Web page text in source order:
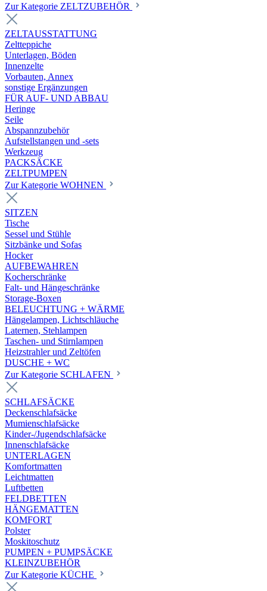
Zur Kategorie ZELTZUBEHÖR
ZELTAUSSTATTUNG
Zeltteppiche
Unterlagen, Böden
Innenzelte
Vorbauten, Annex
sonstige Ergänzungen
FÜR AUF- UND ABBAU
Heringe
Seile
Abspannzubehör
Aufstellstangen und -sets
Werkzeug
PACKSÄCKE
ZELTPUMPEN
Zur Kategorie WOHNEN
SITZEN
Tische
Sessel und Stühle
Sitzbänke und Sofas
Hocker
AUFBEWAHREN
Kocherschränke
Falt- und Hängeschränke
Storage-Boxen
BELEUCHTUNG + WÄRME
Hängelampen, Lichtschläuche
Laternen, Stehlampen
Taschen- und Stirnlampen
Heizstrahler und Zeltöfen
DUSCHE + WC
Zur Kategorie SCHLAFEN
SCHLAFSÄCKE
Deckenschlafsäcke
Mumienschlafsäcke
Kinder-/Jugendschlafsäcke
Innenschlafsäcke
UNTERLAGEN
Komfortmatten
Leichtmatten
Luftbetten
FELDBETTEN
HÄNGEMATTEN
KOMFORT
Polster
Moskitoschutz
PUMPEN + PUMPSÄCKE
KLEINZUBEHÖR
Zur Kategorie KÜCHE